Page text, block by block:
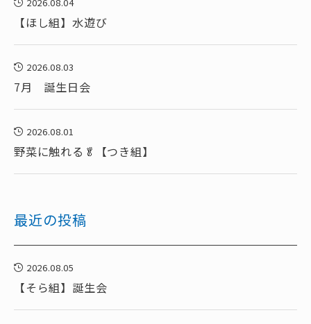
【ほし組】水遊び
2026.08.03
7月 誕生日会
2026.08.01
野菜に触れる🥬【つき組】
最近の投稿
2026.08.05
【そら組】誕生会